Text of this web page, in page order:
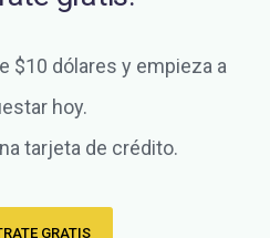
$10 dólares y empieza a
hoy.
tarjeta de crédito.
GRATIS